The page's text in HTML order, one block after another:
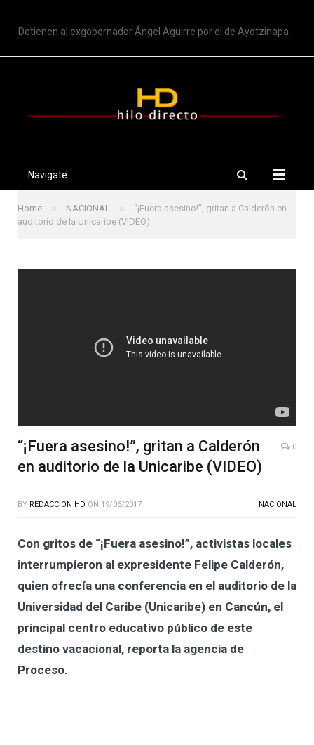
Detienen al exgobernador Ángel Aguirre por el de Ayotzinapa
Navigate
Home » NACIONAL »
“¡Fuera asesino!”, gritan a Calderón en
auditorio de la Unicaribe (VIDEO)
“¡Fuera asesino!”, gritan a Calderón
en auditorio de la Unicaribe (VIDEO)
0
BY REDACCIÓN HD ON 19/06/2017 NACIONAL
Con gritos de “¡Fuera asesino!”, activistas locales
interrumpieron al expresidente Felipe Calderón,
quien ofrecía una conferencia en el auditorio de la
Universidad del Caribe (Unicaribe) en Cancún, el
principal centro educativo público de este
destino vacacional, reporta la agencia de
Proceso.